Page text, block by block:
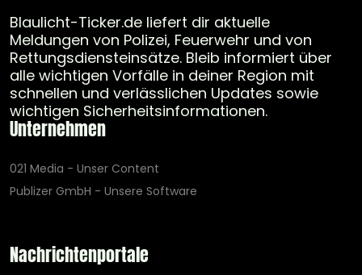
Blaulicht-Ticker.de liefert dir aktuelle
Meldungen von Polizei, Feuerwehr und von
Rettungsdiensteinsätze. Bleib informiert über
alle wichtigen Vorfälle in deiner Region mit
schnellen und verlässlichen Updates sowie
wichtigen Sicherheitsinformationen.
Unternehmen
021 Media - Unser Content
Publizer GmbH - Unsere Software
Nachrichtenportale